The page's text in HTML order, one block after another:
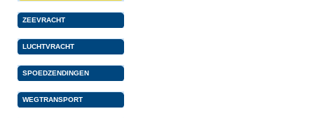
ZEEVRACHT
LUCHTVRACHT
SPOEDZENDINGEN
WEGTRANSPORT